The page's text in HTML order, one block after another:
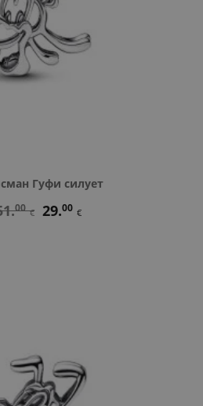
Гуфи силует
00 € 29.00 €